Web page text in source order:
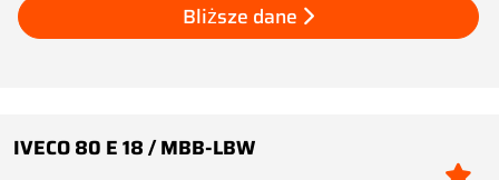
Bliższe dane
IVECO 80 E 18 / MBB-LBW